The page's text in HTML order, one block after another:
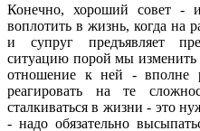
Конечно, хороший совет -
воплотить в жизнь, когда на
и супруг предъявляет
ситуацию порой мы
отношение к ней - вполне
реагировать на те
сталкиваться в жизни - это
- надо обязательно